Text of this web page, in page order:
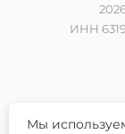
ИНН
Мы